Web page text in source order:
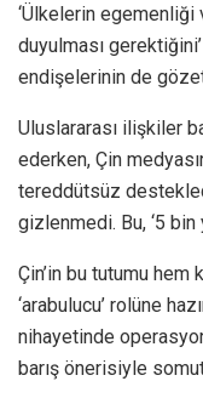
‘Ülkelerin egemenliği
duyulması
endişelerinin de
Uluslararası ilişkiler
ederken, Çin
tereddütsüz
gizlenmedi. Bu, ‘5 bin
Çin’in bu tutumu hem
‘arabulucu’ rolüne
nihayetinde
barış önerisiyle